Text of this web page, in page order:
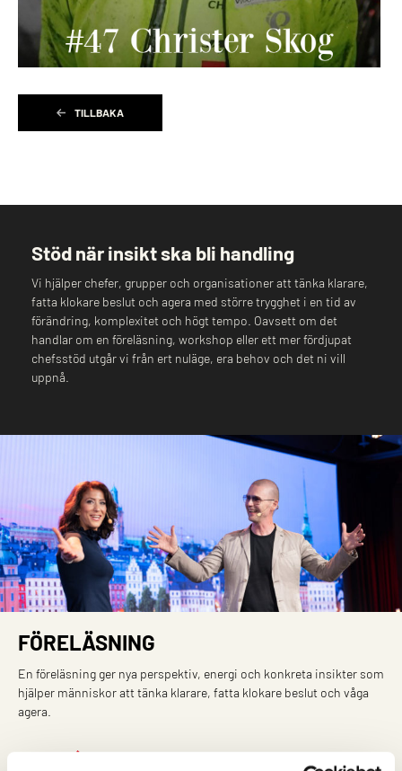
TILLBAKA
Stöd när insikt ska bli handling
Vi hjälper chefer, grupper och organisationer att tänka klarare,
fatta klokare beslut och agera med större trygghet i en tid av
förändring, komplexitet och högt tempo. Oavsett om det
handlar om en föreläsning, workshop eller ett mer fördjupat
chefsstöd utgår vi från ert nuläge, era behov och det ni vill
uppnå.
FÖRELÄSNING
En föreläsning ger nya perspektiv, energi och konkreta insikter som
hjälper människor att tänka klarare, fatta klokare beslut och våga
agera.
Läs mer